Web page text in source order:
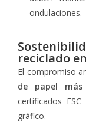
ondulaciones.
reciclado
El compromiso
de papel más
certificados
gráfico.